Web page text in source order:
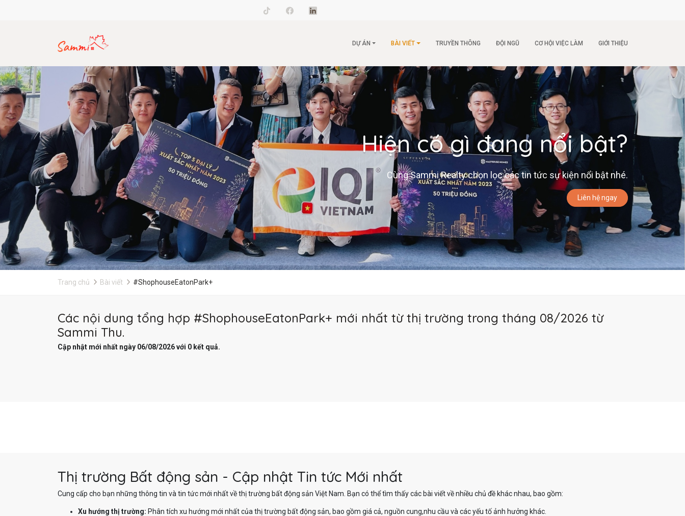
DỰ ÁN BÀI VIẾT TRUYỀN THÔNG ĐỘI NGŨ CƠ HỘI VIỆC LÀM GIỚI THIỆU
Hiện có gì đang nổi bật?
Cùng Sammi Realty chọn lọc các tin tức sự kiện nổi bật nhé.
Liên hệ ngay
Trang chủ Bài viết #ShophouseEatonPark+
Các nội dung tổng hợp #ShophouseEatonPark+ mới nhất từ thị trường trong tháng 08/2026 từ
Sammi Thu.
Cập nhật mới nhất ngày 06/08/2026 với 0 kết quả.
Thị trường Bất động sản - Cập nhật Tin tức Mới nhất
Cung cấp cho bạn những thông tin và tin tức mới nhất về thị trường bất động sản Việt Nam. Bạn có thể tìm thấy các bài viết về nhiều chủ đề khác nhau, bao gồm:
Xu hướng thị trường: Phân tích xu hướng mới nhất của thị trường bất động sản, bao gồm giá cả, nguồn cung,nhu cầu và các yếu tố ảnh hưởng khác.